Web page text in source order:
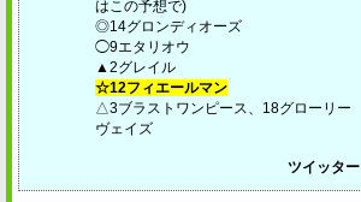
はこの予想で)
◎14グロンディオーズ
◯9エタリオウ
▲2グレイル
☆12フィエールマン
△3ブラストワンピース、18グローリー
ヴェイズ
ツイッター